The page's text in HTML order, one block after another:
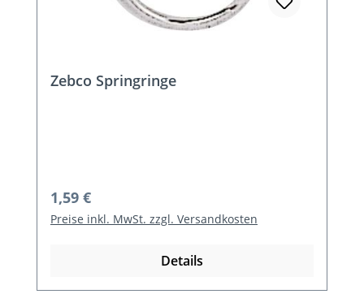
Zebco Springringe
Regulärer Preis:
1,59 €
Preise inkl. MwSt. zzgl. Versandkosten
Details